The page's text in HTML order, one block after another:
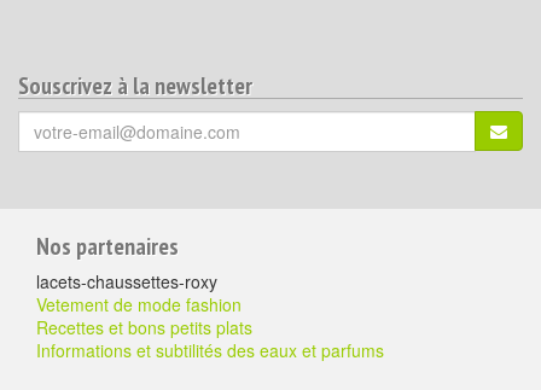
Souscrivez à la newsletter
Votre
email
Pour
aller
plus
loin
Nos partenaires
lacets-chaussettes-roxy
Vetement de mode fashion
Recettes et bons petits plats
Informations et subtilités des eaux et parfums